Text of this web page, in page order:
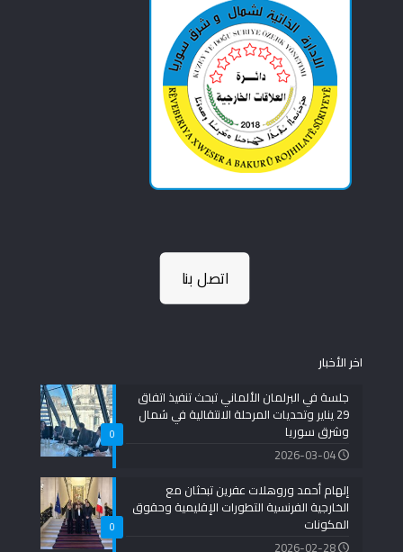
اتصل بنا
اخر الأخبار
0
جلسة في البرلمان الألماني تبحث تنفيذ اتفاق
29 يناير وتحديات المرحلة الانتقالية في شمال
وشرق سوريا
2026-03-04
0
إلهام أحمد وروهلات عفرين تبحثان مع
الخارجية الفرنسية التطورات الإقليمية وحقوق
المكونات
2026-02-28